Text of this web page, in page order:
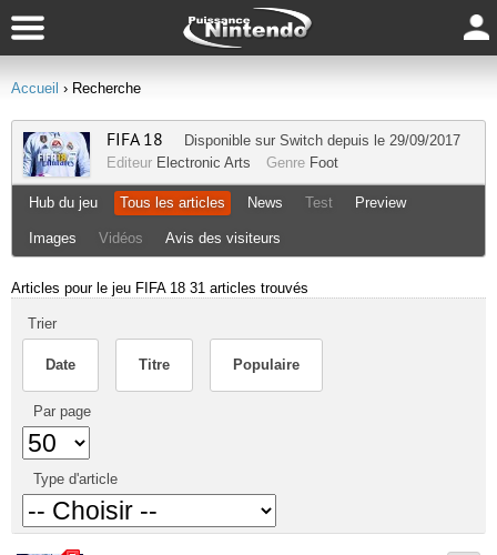
Accueil › Recherche
FIFA 18 Disponible sur Switch depuis le 29/09/2017
Editeur Electronic Arts Genre Foot
Hub du jeu Tous les articles News Test Preview
Images Vidéos Avis des visiteurs
Articles pour le jeu FIFA 18 31 articles trouvés
Trier
Date Titre Populaire
Par page
Type d'article